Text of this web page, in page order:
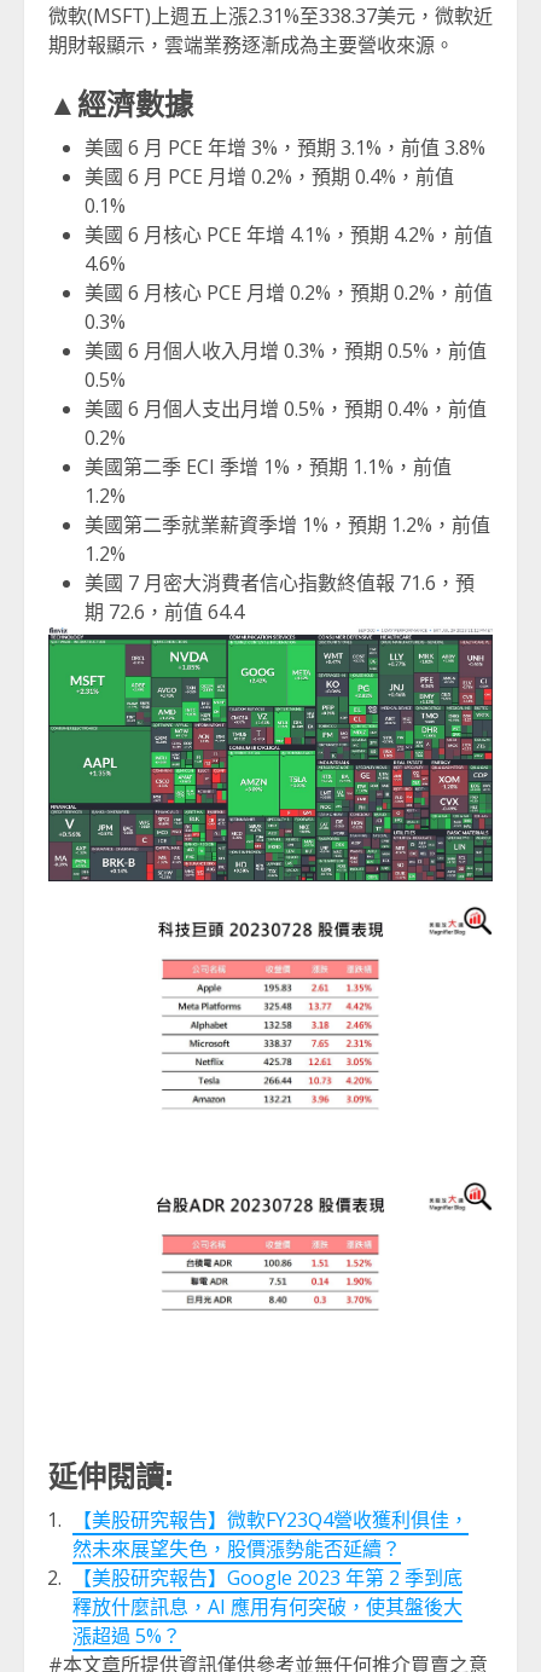
微軟(MSFT)上週五上漲2.31%至338.37美元，微軟近
期財報顯示，雲端業務逐漸成為主要營收來源。
▲經濟數據
美國 6 月 PCE 年增 3%，預期 3.1%，前值 3.8%
美國 6 月 PCE 月增 0.2%，預期 0.4%，前值
0.1%
美國 6 月核心 PCE 年增 4.1%，預期 4.2%，前值
4.6%
美國 6 月核心 PCE 月增 0.2%，預期 0.2%，前值
0.3%
美國 6 月個人收入月增 0.3%，預期 0.5%，前值
0.5%
美國 6 月個人支出月增 0.5%，預期 0.4%，前值
0.2%
美國第二季 ECI 季增 1%，預期 1.1%，前值
1.2%
美國第二季就業薪資季增 1%，預期 1.2%，前值
1.2%
美國 7 月密大消費者信心指數終值報 71.6，預
期 72.6，前值 64.4
延伸閱讀:
【美股研究報告】微軟FY23Q4營收獲利俱佳，
然未來展望失色，股價漲勢能否延續？
【美股研究報告】Google 2023 年第 2 季到底
釋放什麼訊息，AI 應用有何突破，使其盤後大
漲超過 5%？
#本文章所提供資訊僅供參考並無任何推介買賣之意